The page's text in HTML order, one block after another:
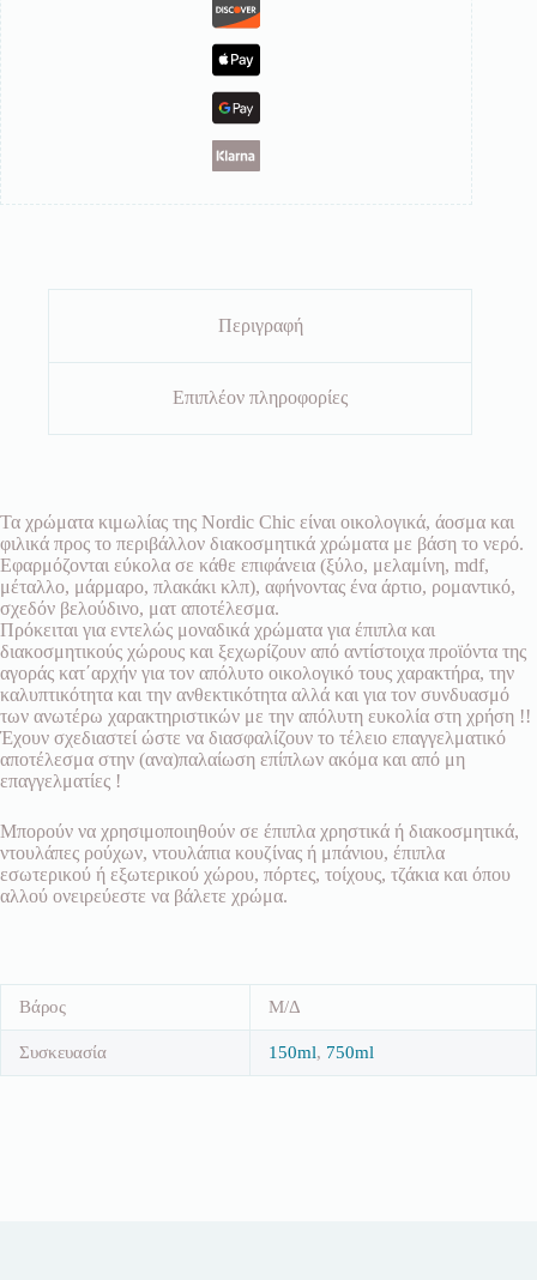
Περιγραφή
Επιπλέον πληροφορίες
Τα χρώματα κιμωλίας της Nordic Chic είναι οικολογικά, άοσμα και
φιλικά προς το περιβάλλον διακοσμητικά χρώματα με βάση το νερό.
Εφαρμόζονται εύκολα σε κάθε επιφάνεια (ξύλο, μελαμίνη, mdf,
μέταλλο, μάρμαρο, πλακάκι κλπ), αφήνοντας ένα άρτιο, ρομαντικό,
σχεδόν βελούδινο, ματ αποτέλεσμα.
Πρόκειται για εντελώς μοναδικά χρώματα για έπιπλα και
διακοσμητικούς χώρους και ξεχωρίζουν από αντίστοιχα προϊόντα της
αγοράς κατ΄αρχήν για τον απόλυτο οικολογικό τους χαρακτήρα, την
καλυπτικότητα και την ανθεκτικότητα αλλά και για τον συνδυασμό
των ανωτέρω χαρακτηριστικών με την απόλυτη ευκολία στη χρήση !!
Έχουν σχεδιαστεί ώστε να διασφαλίζουν το τέλειο επαγγελματικό
αποτέλεσμα στην (ανα)παλαίωση επίπλων ακόμα και από μη
επαγγελματίες !
Μπορούν να χρησιμοποιηθούν σε έπιπλα χρηστικά ή διακοσμητικά,
ντουλάπες ρούχων, ντουλάπια κουζίνας ή μπάνιου, έπιπλα
εσωτερικού ή εξωτερικού χώρου, πόρτες, τοίχους, τζάκια και όπου
αλλού ονειρεύεστε να βάλετε χρώμα.
Βάρος Μ/Δ
Συσκευασία 150ml, 750ml